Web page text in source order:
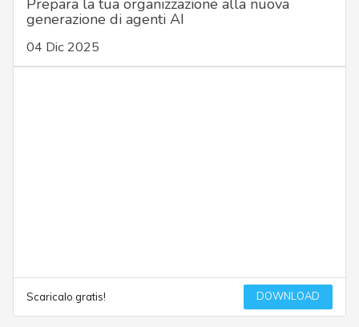
Prepara la tua organizzazione alla nuova
generazione di agenti AI
04 Dic 2025
Scaricalo gratis! DOWNLOAD